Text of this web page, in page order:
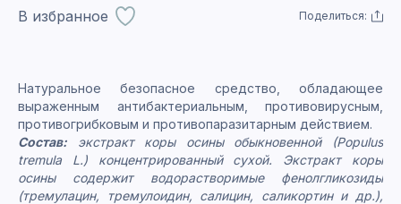
В избранное Поделиться:
Натуральное безопасное средство, обладающее
выраженным антибактериальным, противовирусным,
противогрибковым и противопаразитарным действием.
Состав: экстракт коры осины обыкновенной (Populus
tremula L.) концентрированный сухой. Экстракт коры
осины содержит водорастворимые фенолгликозиды
(тремулацин, тремулоидин, салицин, саликортин и др.),